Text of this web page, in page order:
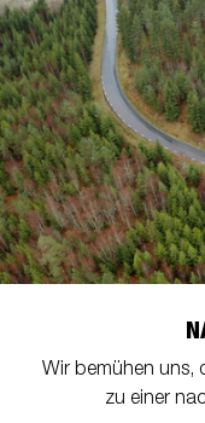
Wir bemühen uns,
zu einer